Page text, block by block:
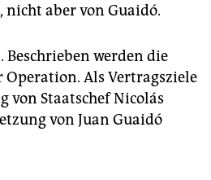
nicht aber von Guaidó.
werden die
Operation. Als Vertragsziele
von Staatschef Nicolás
von Juan Guaidó